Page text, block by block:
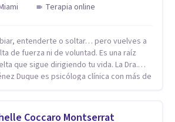
Terapia online
entenderte o soltar… pero vuelves a
de fuerza ni de voluntad. Es una raíz
que sigue dirigiendo tu vida. La Dra.
Duque es psicóloga clínica con más de
la dependencia emocional y los
Coccaro Montserrat